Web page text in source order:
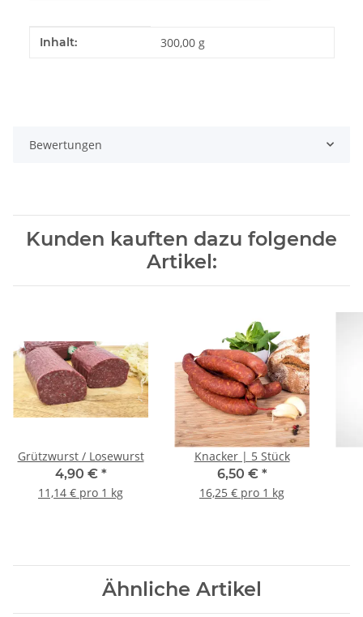
Produkteigenschaft
Wert
Inhalt: 300,00 g
Bewertungen
Kunden kauften dazu folgende
Artikel:
Grützwurst / Losewurst
4,90 € *
11,14 € pro 1 kg
Knacker | 5 Stück
6,50 € *
16,25 € pro 1 kg
Ähnliche Artikel